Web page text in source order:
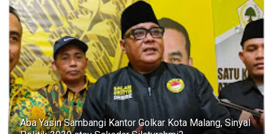
Aba Yasin Sambangi Kantor Golkar Kota Malang, Sinyal